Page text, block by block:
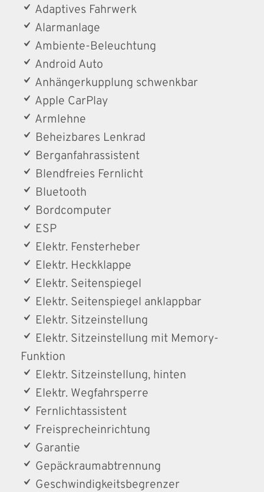
Adaptives Fahrwerk
Alarmanlage
Ambiente-Beleuchtung
Android Auto
Anhängerkupplung schwenkbar
Apple CarPlay
Armlehne
Beheizbares Lenkrad
Berganfahrassistent
Blendfreies Fernlicht
Bluetooth
Bordcomputer
ESP
Elektr. Fensterheber
Elektr. Heckklappe
Elektr. Seitenspiegel
Elektr. Seitenspiegel anklappbar
Elektr. Sitzeinstellung
Elektr. Sitzeinstellung mit Memory-
Funktion
Elektr. Sitzeinstellung, hinten
Elektr. Wegfahrsperre
Fernlichtassistent
Freisprecheinrichtung
Garantie
Gepäckraumabtrennung
Geschwindigkeitsbegrenzer